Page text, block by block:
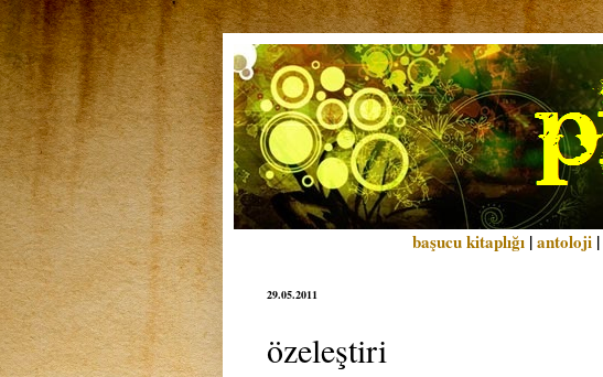
başucu kitaplığı |antoloji |
29.05.2011
özeleştiri